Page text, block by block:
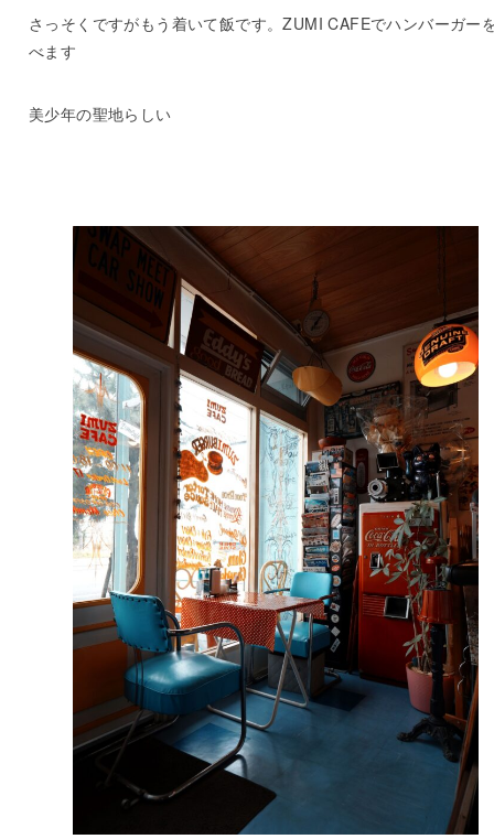
さっそくですがもう着いて飯です。ZUMI CAFEでハンバーガー
べます
美少年の聖地らしい